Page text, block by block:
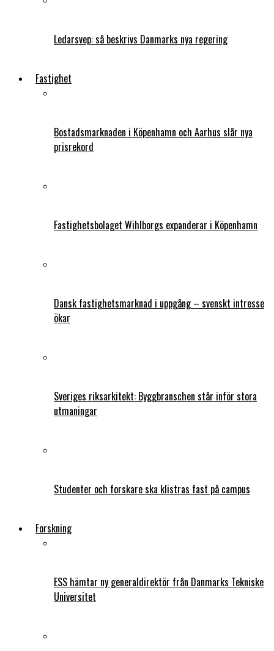
Ledarsvep: så beskrivs Danmarks nya regering
Fastighet
Bostadsmarknaden i Köpenhamn och Aarhus slår nya
prisrekord
Fastighetsbolaget Wihlborgs expanderar i Köpenhamn
Dansk fastighetsmarknad i uppgång – svenskt intresse
ökar
Sveriges riksarkitekt: Byggbranschen står inför stora
utmaningar
Studenter och forskare ska klistras fast på campus
Forskning
ESS hämtar ny generaldirektör från Danmarks Tekniske
Universitet